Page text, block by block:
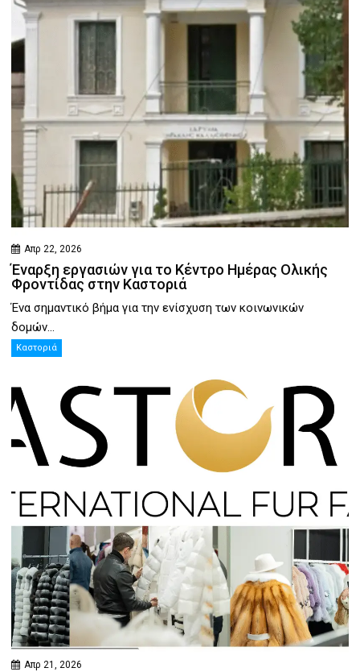
Απρ 22, 2026
Έναρξη εργασιών για το Κέντρο Ημέρας Ολικής
Φροντίδας στην Καστοριά
Ένα σημαντικό βήμα για την ενίσχυση των κοινωνικών
δομών...
Καστοριά
Απρ 21, 2026